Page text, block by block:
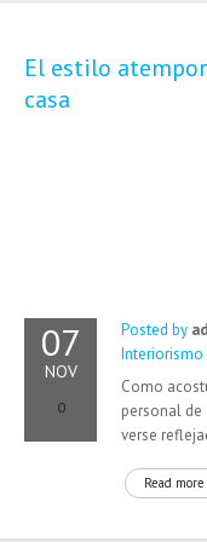
El estilo
casa
07
NOV
0
Posted by
Interiorismo
Como
personal de
verse
Read more